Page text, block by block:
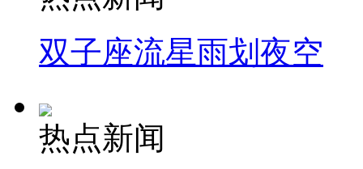
双子座流星雨划夜空
热点新闻